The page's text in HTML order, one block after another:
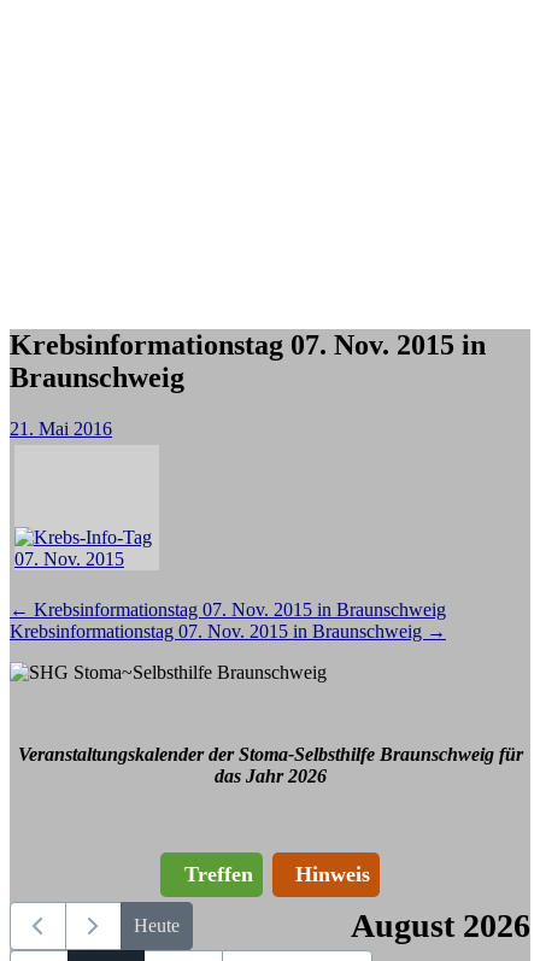
Krebsinformationstag 07. Nov. 2015 in
Braunschweig
21. Mai 2016
Beitragsnavigation
← Krebsinformationstag 07. Nov. 2015 in Braunschweig
Krebsinformationstag 07. Nov. 2015 in Braunschweig →
Veranstaltungskalender der Stoma-Selbsthilfe Braunschweig für
das Jahr 2026
Treffen Hinweis
Heute August 2026